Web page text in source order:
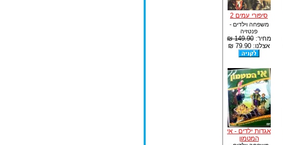
סיפורי עמים 2
משפחה וילדים -
פנטזיה
מחיר:149.90 ₪
אצלנו: 79.90 ₪
אגדות ילדים - אי
המטמון